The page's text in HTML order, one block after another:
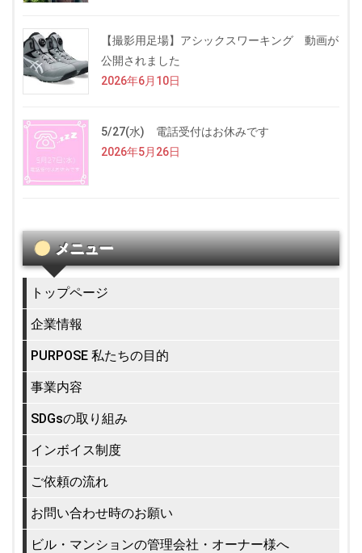
【撮影用足場】アシックスワーキング 動画が
公開されました
2026年6月10日
5/27(水) 電話受付はお休みです
2026年5月26日
メニュー
トップページ
企業情報
PURPOSE 私たちの目的
事業内容
SDGsの取り組み
インボイス制度
ご依頼の流れ
お問い合わせ時のお願い
ビル・マンションの管理会社・オーナー様へ